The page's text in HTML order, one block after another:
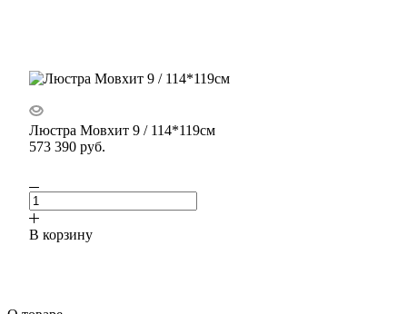
Люстра Мовхит 9 / 114*119см
573 390 руб.
В корзину